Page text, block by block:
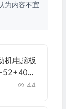
为内容不宜
机电脑板
44